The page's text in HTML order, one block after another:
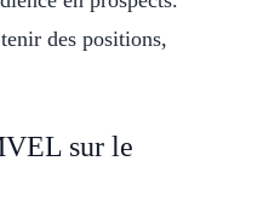
des positions,
sur le